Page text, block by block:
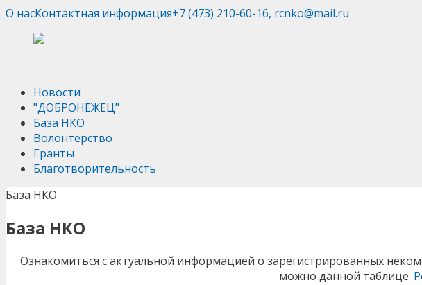
О насКонтактная информация+7 (473) 210-60-16, rcnko@mail.ru
Новости
"ДОБРОНЕЖЕЦ"
База НКО
Волонтерство
Гранты
Благотворительность
База НКО
База НКО
Ознакомиться с актуальной информацией о зарегистрированных
можно данной таблице: